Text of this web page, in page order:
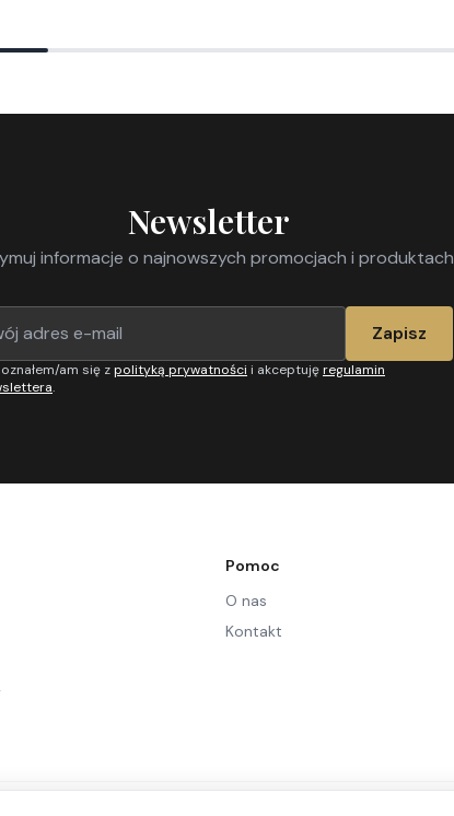
Newsletter
informacje o najnowszych promocjach i produktach
Zapisz
am się zpolityką prywatności i akceptujęregulamin
.
Pomoc
O nas
Kontakt